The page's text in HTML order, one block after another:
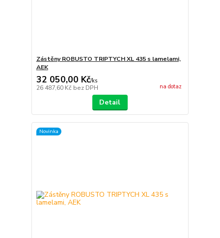
Zástěny ROBUSTO TRIPTYCH XL 435 s lamelami,
AEK
32 050,00 Kč/ks
26 487,60 Kč bez DPH na dotaz
Detail
Novinka